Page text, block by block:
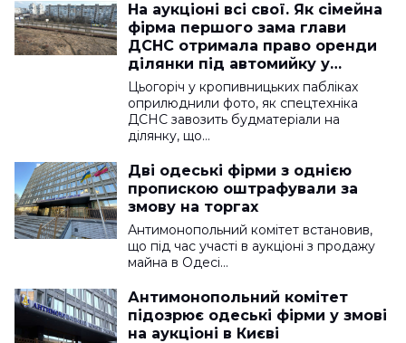
На аукціоні всі свої. Як сімейна
фірма першого зама глави
ДСНС отримала право оренди
ділянки під автомийку у
Кропивницькому
Цьогоріч у кропивницьких пабліках
оприлюднили фото, як спецтехніка
ДСНС завозить будматеріали на
ділянку, що…
Дві одеські фірми з однією
пропискою оштрафували за
змову на торгах
Антимонопольний комітет встановив,
що під час участі в аукціоні з продажу
майна в Одесі…
Антимонопольний комітет
підозрює одеські фірми у змові
на аукціоні в Києві